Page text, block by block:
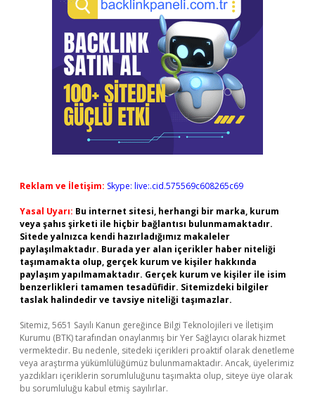
Reklam ve İletişim: Skype: live:.cid.575569c608265c69
Yasal Uyarı: Bu internet sitesi, herhangi bir marka, kurum
veya şahıs şirketi ile hiçbir bağlantısı bulunmamaktadır.
Sitede yalnızca kendi hazırladığımız makaleler
paylaşılmaktadır. Burada yer alan içerikler haber niteliği
taşımamakta olup, gerçek kurum ve kişiler hakkında
paylaşım yapılmamaktadır. Gerçek kurum ve kişiler ile isim
benzerlikleri tamamen tesadüfidir. Sitemizdeki bilgiler
taslak halindedir ve tavsiye niteliği taşımazlar.
Sitemiz, 5651 Sayılı Kanun gereğince Bilgi Teknolojileri ve İletişim
Kurumu (BTK) tarafından onaylanmış bir Yer Sağlayıcı olarak hizmet
vermektedir. Bu nedenle, sitedeki içerikleri proaktif olarak denetleme
veya araştırma yükümlülüğümüz bulunmamaktadır. Ancak, üyelerimiz
yazdıkları içeriklerin sorumluluğunu taşımakta olup, siteye üye olarak
bu sorumluluğu kabul etmiş sayılırlar.